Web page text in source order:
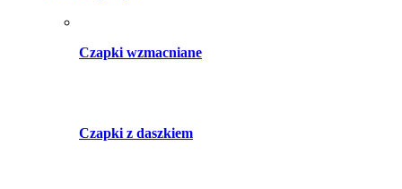
Czapki wzmacniane
Czapki z daszkiem